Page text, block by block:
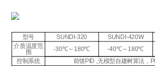
型号 SUNDI-320 SUNDI-420W
介质温度范
围
-30℃～180℃ -40℃～180℃
控制系统
前馈PID ,无模型自建树算法，